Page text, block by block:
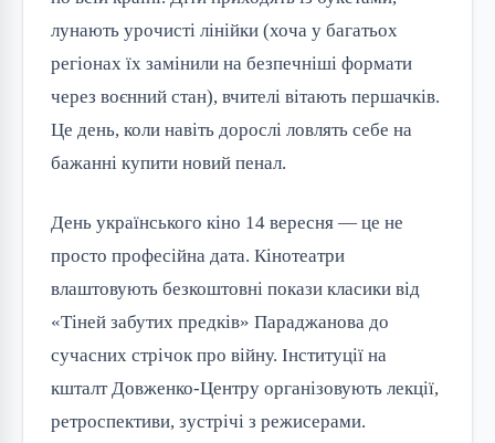
лунають урочисті лінійки (хоча у багатьох
регіонах їх замінили на безпечніші формати
через воєнний стан), вчителі вітають першачків.
Це день, коли навіть дорослі ловлять себе на
бажанні купити новий пенал.
День українського кіно 14 вересня — це не
просто професійна дата. Кінотеатри
влаштовують безкоштовні покази класики від
«Тіней забутих предків» Параджанова до
сучасних стрічок про війну. Інституції на
кшталт Довженко-Центру організовують лекції,
ретроспективи, зустрічі з режисерами.